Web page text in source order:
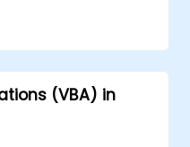
gebeurtenissen
een werkblad of
met behulp van
(VBA) in